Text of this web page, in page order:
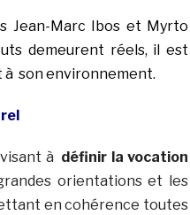
Jean-Marc Ibos et Myrto
demeurent réels, il est
à son environnement.
à définir la vocation
orientations et les
en cohérence toutes